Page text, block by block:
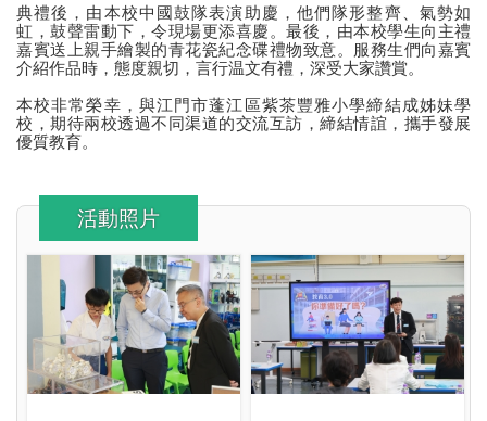
典禮後，由本校中國鼓隊表演助慶，他們隊形整齊、氣勢如
虹，鼓聲雷動下，令現場更添喜慶。最後，由本校學生向主禮
嘉賓送上親手繪製的青花瓷紀念碟禮物致意。服務生們向嘉賓
介紹作品時，態度親切，言行温文有禮，深受大家讚賞。
本校非常榮幸，與江門市蓬江區紫茶豐雅小學締結成姊妹學
校，期待兩校透過不同渠道的交流互訪，締結情誼，攜手發展
優質教育。
活動照片